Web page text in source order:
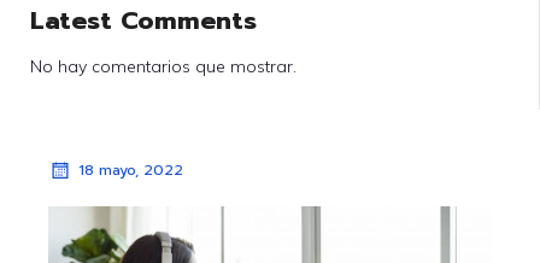
Latest Comments
No hay comentarios que mostrar.
18 mayo, 2022